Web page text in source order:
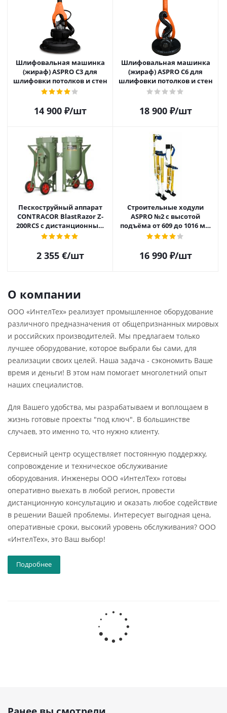
Шлифовальная машинка
(жираф) ASPRO C3 для
шлифовки потолков и стен
14 900₽/шт
Шлифовальная машинка
(жираф) ASPRO C6 для
шлифовки потолков и стен
18 900₽/шт
Пескоструйный аппарат
CONTRACOR BlastRazor Z-
200RCS c дистанционным
управлением и дозатором
2 355€/шт
Строительные ходули
ASPRO №2 с высотой
подъёма от 609 до 1016 мм
(24"-40")
16 990₽/шт
О компании
ООО «ИнтелТех» реализует промышленное оборудование
различного предназначения от общепризнанных мировых
и российских производителей. Мы предлагаем только
лучшее оборудование, которое выбрали бы сами, для
реализации своих целей. Наша задача - сэкономить Ваше
время и деньги! В этом нам помогает многолетний опыт
наших специалистов.
Для Вашего удобства, мы разрабатываем и воплощаем в
жизнь готовые проекты "под ключ". В большинстве
случаев, это именно то, что нужно клиенту.
Сервисный центр осуществляет постоянную поддержку,
сопровождение и техническое обслуживание
оборудования. Инженеры ООО «ИнтелТех» готовы
оперативно выехать в любой регион, провести
дистанционную консультацию и оказать любое содействие
в решении Вашей проблемы. Интересует выгодная цена,
оперативные сроки, высокий уровень обслуживания? ООО
«ИнтелТех», это Ваш выбор!
Подробнее